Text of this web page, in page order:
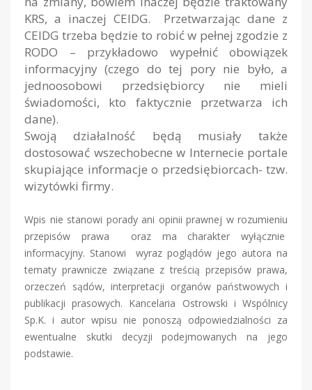
KRS, a inaczej CEIDG. Przetwarzając dane z
CEIDG trzeba będzie to robić w pełnej zgodzie z
RODO – przykładowo wypełnić obowiązek
informacyjny (czego do tej pory nie było, a
jednoosobowi przedsiębiorcy nie mieli
świadomości, kto faktycznie przetwarza ich
dane).
Swoją działalność będą musiały także
dostosować wszechobecne w Internecie portale
skupiające informacje o przedsiębiorcach- tzw.
wizytówki firmy.
Wpis nie stanowi porady ani opinii prawnej w rozumieniu
przepisów prawa oraz ma charakter wyłącznie
informacyjny. Stanowi wyraz poglądów jego autora na
tematy prawnicze związane z treścią przepisów prawa,
orzeczeń sądów, interpretacji organów państwowych i
publikacji prasowych. Kancelaria Ostrowski i Wspólnicy
Sp.K. i autor wpisu nie ponoszą odpowiedzialności za
ewentualne skutki decyzji podejmowanych na jego
podstawie.